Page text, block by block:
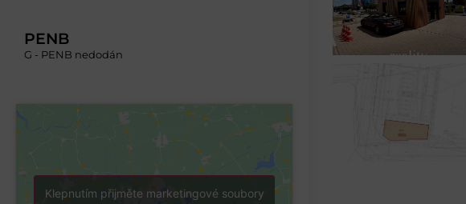
PENB
G - PENB nedodán
Klepnutím přijměte marketingové soubory